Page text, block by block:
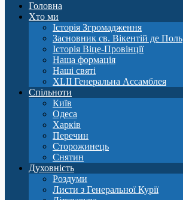
Головна
Хто ми
Історія Згромадження
Засновник св. Вікентій де Поль
Історія Віце-Провінції
Наша формація
Наші святі
XLII Генеральна Ассамблея
Спільноти
Київ
Одеса
Харків
Перечин
Сторожинець
Снятин
Духовність
Роздуми
Листи з Генеральної Курії